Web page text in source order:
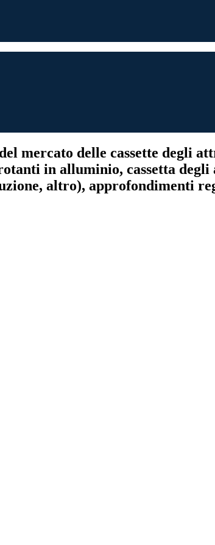
mercato delle cassette degli
in alluminio, cassetta
altro), approfondimenti